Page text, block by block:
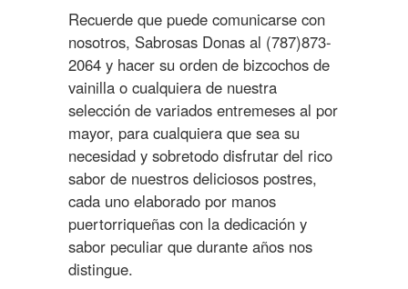
Recuerde que puede comunicarse con
nosotros, Sabrosas Donas al (787)873-
2064 y hacer su orden de bizcochos de
vainilla o cualquiera de nuestra
selección de variados entremeses al por
mayor, para cualquiera que sea su
necesidad y sobretodo disfrutar del rico
sabor de nuestros deliciosos postres,
cada uno elaborado por manos
puertorriqueñas con la dedicación y
sabor peculiar que durante años nos
distingue.